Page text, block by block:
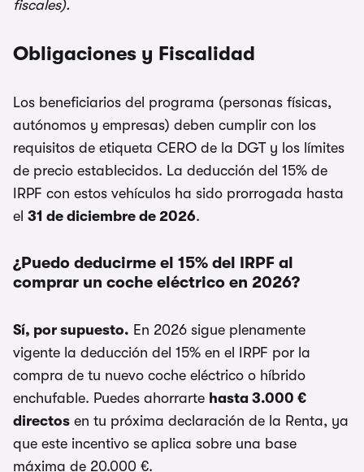
fiscales).
Obligaciones y Fiscalidad
Los beneficiarios del programa (personas físicas,
autónomos y empresas) deben cumplir con los
requisitos de etiqueta CERO de la DGT y los límites
de precio establecidos. La deducción del 15% de
IRPF con estos vehículos ha sido prorrogada hasta
el 31 de diciembre de 2026.
¿Puedo deducirme el 15% del IRPF al
comprar un coche eléctrico en 2026?
Sí, por supuesto. En 2026 sigue plenamente
vigente la deducción del 15% en el IRPF por la
compra de tu nuevo coche eléctrico o híbrido
enchufable. Puedes ahorrarte hasta 3.000 €
directos en tu próxima declaración de la Renta, ya
que este incentivo se aplica sobre una base
máxima de 20.000 €.